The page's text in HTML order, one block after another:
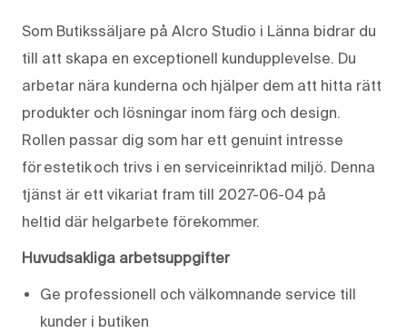
Som Butikssäljare på Alcro Studio i Länna bidrar du
till att skapa en exceptionell kundupplevelse. Du
arbetar nära kunderna och hjälper dem att hitta rätt
produkter och lösningar inom färg och design.
Rollen passar dig som har ett genuint intresse
för estetik och trivs i en serviceinriktad miljö. Denna
tjänst är ett vikariat fram till 2027-06-04 på
heltid där helgarbete förekommer.
Huvudsakliga arbetsuppgifter
Ge professionell och välkomnande service till
kunder i butiken